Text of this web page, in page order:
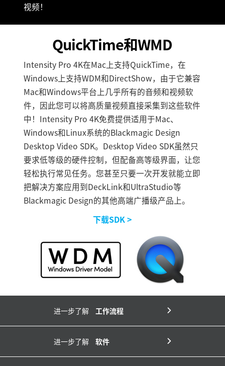
视频！
QuickTime和WMD
Intensity Pro 4K在Mac上支持QuickTime，在
Windows上支持WDM和DirectShow，由于它兼容
Mac和Windows平台上几乎所有的音频和视频软
件，因此您可以将高质量视频直接采集到这些软件
中！Intensity Pro 4K免费提供适用于Mac、
Windows和Linux系统的Blackmagic Design
Desktop Video SDK。Desktop Video SDK虽然只
要求低等级的硬件控制，但配备高等级界面，让您
轻松执行常见任务。您甚至只要一次开发就能立即
把解决方案应用到DeckLink和UltraStudio等
Blackmagic Design的其他高端广播级产品上。
下载SDK >
进一步了解 工作流程
进一步了解 软件